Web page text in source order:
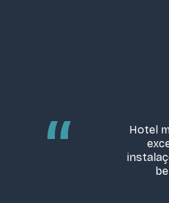
“
Hotel